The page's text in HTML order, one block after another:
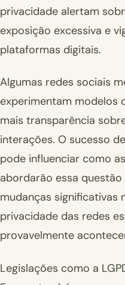
privacidade alertam
exposição excessiva e
plataformas digitais.
Algumas redes sociais
experimentam modelos
mais transparência
interações. O sucesso
pode influenciar como
abordarão essa
mudanças significativas
privacidade das redes
provavelmente
Legislações como a